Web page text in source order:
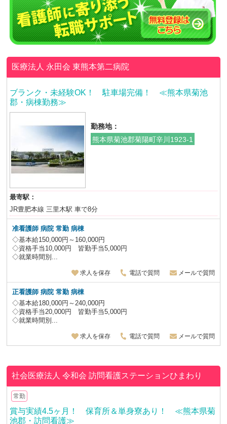
医療法人 永田会東熊本第二病院
ブランク・未経験OK！ 駐車場完備！ ≪熊本県菊池
郡・病棟勤務≫
勤務地：
熊本県菊池郡菊陽町辛川1923-1
最寄駅：
JR豊肥本線 三里木駅 車で8分
准看護師 病院 常勤 病棟
◇基本給150,000円～160,000円
◇資格手当10,000円 皆勤手当5,000円
◇就業時間別...
求人を保存 電話で質問 メールで質問
正看護師 病院 常勤 病棟
◇基本給180,000円～240,000円
◇資格手当20,000円 皆勤手当5,000円
◇就業時間別...
求人を保存 電話で質問 メールで質問
社会医療法人 令和会訪問看護ステーションひまわり
常勤
賞与実績4.5ヶ月！ 保育所＆単身寮あり！ ≪熊本県菊
池郡・訪問看護≫